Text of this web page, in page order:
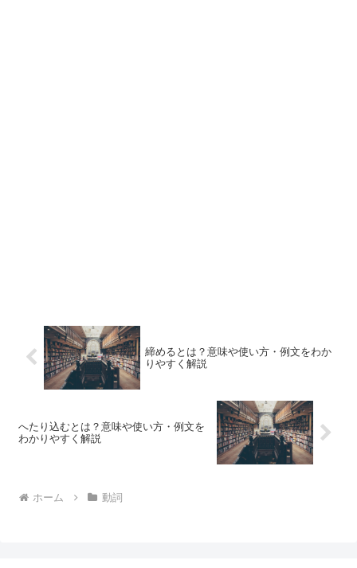
締めるとは？意味や使い方・例文をわか
りやすく解説
へたり込むとは？意味や使い方・例文を
わかりやすく解説
ホーム 動詞